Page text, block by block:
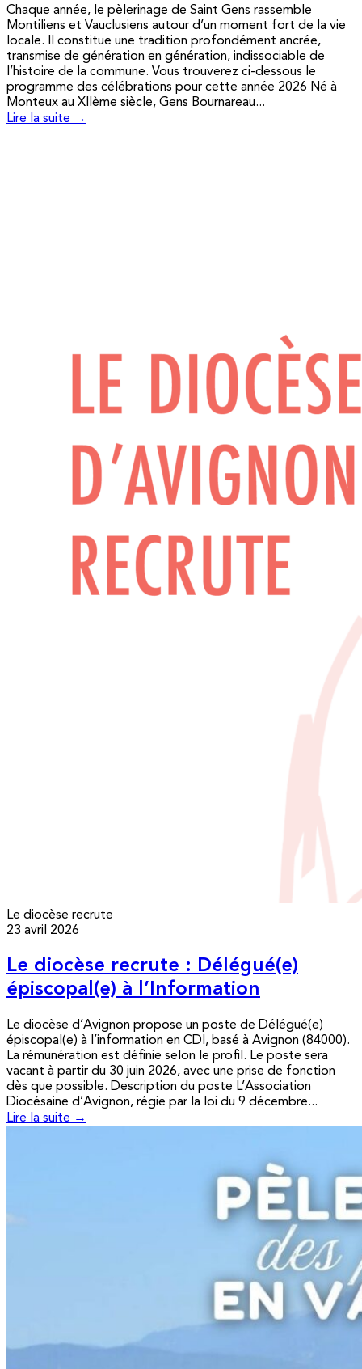
Chaque année, le pèlerinage de Saint Gens rassemble
Montiliens et Vauclusiens autour d’un moment fort de la vie
locale. Il constitue une tradition profondément ancrée,
transmise de génération en génération, indissociable de
l’histoire de la commune. Vous trouverez ci-dessous le
programme des célébrations pour cette année 2026 Né à
Monteux au XIIème siècle, Gens Bournareau...
Lire la suite →
Le diocèse recrute
23 avril 2026
Le diocèse recrute : Délégué(e)
épiscopal(e) à l’Information
Le diocèse d’Avignon propose un poste de Délégué(e)
épiscopal(e) à l’information en CDI, basé à Avignon (84000).
La rémunération est définie selon le profil. Le poste sera
vacant à partir du 30 juin 2026, avec une prise de fonction
dès que possible. Description du poste L’Association
Diocésaine d’Avignon, régie par la loi du 9 décembre...
Lire la suite →